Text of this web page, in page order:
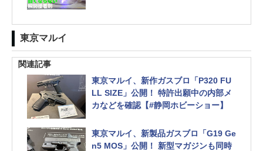
東京マルイ
関連記事
東京マルイ、新作ガスブロ「P320 FU
LL SIZE」公開！ 特許出願中の内部メ
カなどを確認【#静岡ホビーショー】
東京マルイ、新製品ガスブロ「G19 Ge
n5 MOS」公開！ 新型マガジンも同時